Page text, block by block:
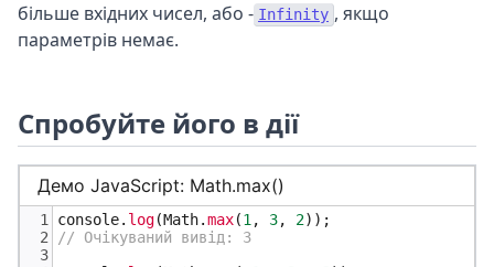
більше вхідних чисел, або - Infinity , якщо
параметрів немає.
Спробуйте його в дії